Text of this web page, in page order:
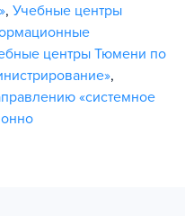
, Учебные центры
центры Тюмени по
,
«системное